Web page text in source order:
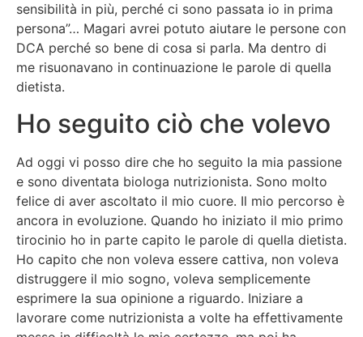
sensibilità in più, perché ci sono passata io in prima
persona”… Magari avrei potuto aiutare le persone con
DCA perché so bene di cosa si parla. Ma dentro di
me risuonavano in continuazione le parole di quella
dietista.
Ho seguito ciò che volevo
Ad oggi vi posso dire che ho seguito la mia passione
e sono diventata biologa nutrizionista. Sono molto
felice di aver ascoltato il mio cuore. Il mio percorso è
ancora in evoluzione. Quando ho iniziato il mio primo
tirocinio ho in parte capito le parole di quella dietista.
Ho capito che non voleva essere cattiva, non voleva
distruggere il mio sogno, voleva semplicemente
esprimere la sua opinione a riguardo. Iniziare a
lavorare come nutrizionista a volte ha effettivamente